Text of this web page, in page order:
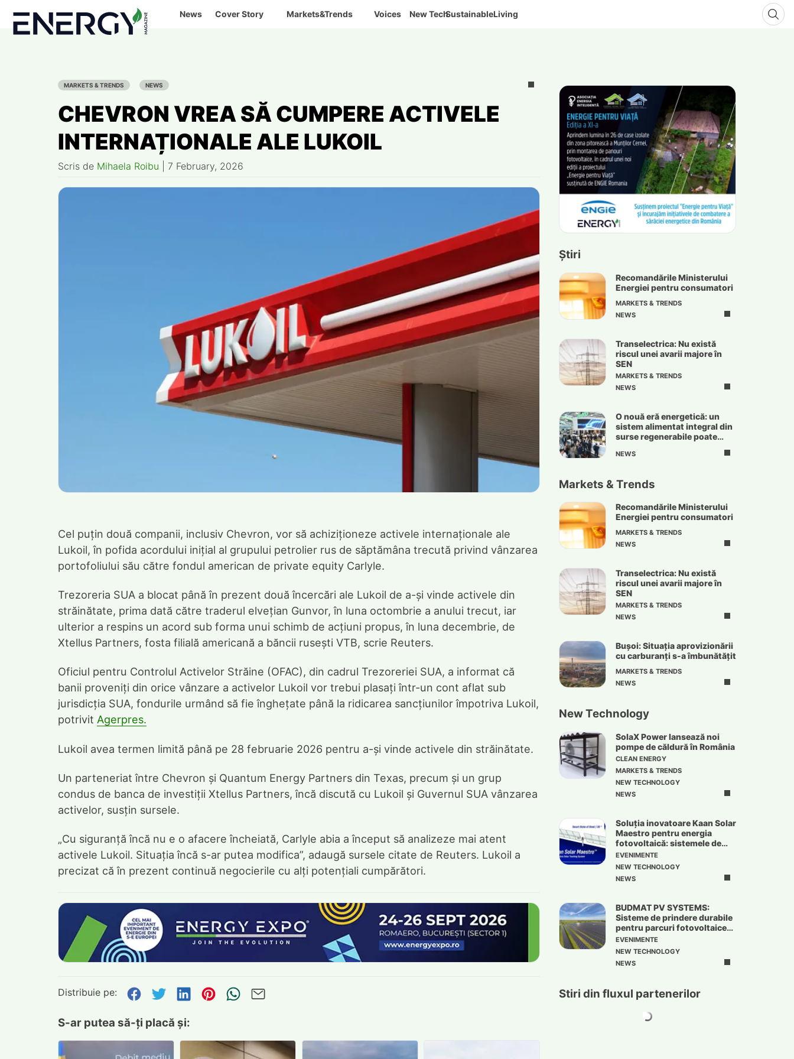
content
News Cover Story Markets&Trends Voices New TechSustainableLiving
MARKETS & TRENDS NEWS
CHEVRON VREA SĂ CUMPERE ACTIVELE
INTERNAȚIONALE ALE LUKOIL
Scris de Mihaela Roibu 7 February, 2026
Cel puțin două companii, inclusiv Chevron, vor să achiziționeze activele internaționale ale
Lukoil, în pofida acordului inițial al grupului petrolier rus de săptămâna trecută privind vânzarea
portofoliului său către fondul american de private equity Carlyle.
Trezoreria SUA a blocat până în prezent două încercări ale Lukoil de a-și vinde activele din
străinătate, prima dată către traderul elvețian Gunvor, în luna octombrie a anului trecut, iar
ulterior a respins un acord sub forma unui schimb de acțiuni propus, în luna decembrie, de
Xtellus Partners, fosta filială americană a băncii rusești VTB, scrie Reuters.
Oficiul pentru Controlul Activelor Străine (OFAC), din cadrul Trezoreriei SUA, a informat că
banii proveniți din orice vânzare a activelor Lukoil vor trebui plasați într-un cont aflat sub
jurisdicția SUA, fondurile urmând să fie înghețate până la ridicarea sancțiunilor împotriva Lukoil,
potrivit Agerpres.
Lukoil avea termen limită până pe 28 februarie 2026 pentru a-și vinde activele din străinătate.
Un parteneriat între Chevron și Quantum Energy Partners din Texas, precum și un grup
condus de banca de investiții Xtellus Partners, încă discută cu Lukoil și Guvernul SUA vânzarea
activelor, susțin sursele.
„Cu siguranță încă nu e o afacere încheiată, Carlyle abia a început să analizeze mai atent
activele Lukoil. Situația încă s-ar putea modifica”, adaugă sursele citate de Reuters. Lukoil a
precizat că în prezent continuă negocierile cu alți potențiali cumpărători.
Distribuie pe: Distribuie pe Facebook
Distribuie pe Twitter
Distribuie pe LinkedIn
Distribuie pe Pinterest
Trimite prin whatsapp
S-ar putea să-ți placă și:
Știri
Recomandările Ministerului
Energiei pentru consumatori
MARKETS & TRENDS
NEWS
Transelectrica: Nu există
riscul unei avarii majore în
SEN
MARKETS & TRENDS
NEWS
O nouă eră energetică: un
sistem alimentat integral din
surse regenerabile poate
NEWS
Markets & Trends
Recomandările Ministerului
Energiei pentru consumatori
MARKETS & TRENDS
NEWS
Transelectrica: Nu există
riscul unei avarii majore în
SEN
MARKETS & TRENDS
NEWS
Bușoi: Situația aprovizionării
cu carburanți s-a îmbunătățit
MARKETS & TRENDS
NEWS
New Technology
SolaX Power lansează noi
pompe de căldură în România
CLEAN ENERGY
MARKETS & TRENDS
NEW TECHNOLOGY
NEWS
Soluția inovatoare Kaan Solar
Maestro pentru energia
fotovoltaică: sistemele de
urmărire solară
EVENIMENTE
NEW TECHNOLOGY
NEWS
BUDMAT PV SYSTEMS:
Sisteme de prindere durabile
pentru parcuri fotovoltaice
de mari dimensiuni
EVENIMENTE
NEW TECHNOLOGY
NEWS
Stiri din fluxul partenerilor